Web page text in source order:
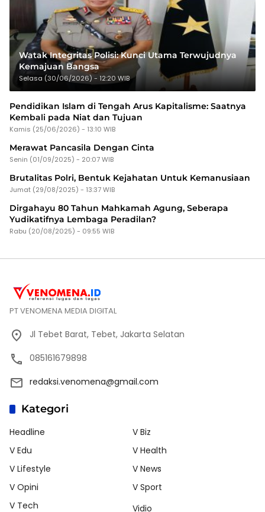
Watak Integritas Polisi: Kunci Utama Terwujudnya
Kemajuan Bangsa
Selasa (30/06/2026) - 12:20 WIB
Pendidikan Islam di Tengah Arus Kapitalisme: Saatnya
Kembali pada Niat dan Tujuan
Kamis (25/06/2026) - 13:10 WIB
Merawat Pancasila Dengan Cinta
Senin (01/09/2025) - 20:07 WIB
Brutalitas Polri, Bentuk Kejahatan Untuk Kemanusiaan
Jumat (29/08/2025) - 13:37 WIB
Dirgahayu 80 Tahun Mahkamah Agung, Seberapa
Yudikatifnya Lembaga Peradilan?
Rabu (20/08/2025) - 09:55 WIB
PT VENOMENA MEDIA DIGITAL
Jl Tebet Barat, Tebet, Jakarta Selatan
085161679898
redaksi.venomena@gmail.com
Kategori
Headline
V Biz
V Edu
V Health
V Lifestyle
V News
V Opini
V Sport
V Tech
Vidio